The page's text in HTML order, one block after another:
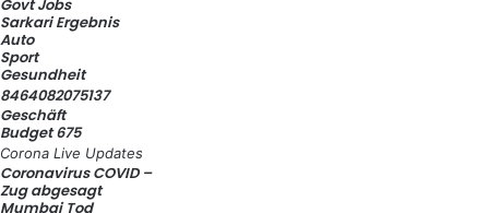
Govt Jobs
Sarkari Ergebnis
Auto
Sport
Gesundheit
8464082075137
Geschäft
Budget 675
Corona Live Updates
Coronavirus COVID –
Zug abgesagt
Mumbai Tod